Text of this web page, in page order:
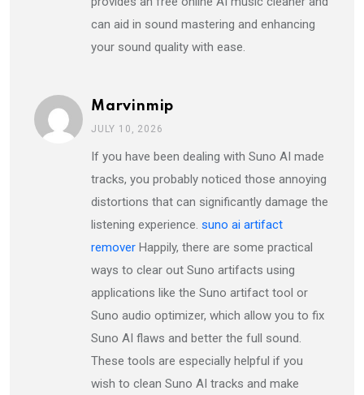
can aid in sound mastering and enhancing
your sound quality with ease.
Marvinmip
JULY 10, 2026
If you have been dealing with Suno AI made
tracks, you probably noticed those annoying
distortions that can significantly damage the
listening experience. suno ai artifact
remover Happily, there are some practical
ways to clear out Suno artifacts using
applications like the Suno artifact tool or
Suno audio optimizer, which allow you to fix
Suno AI flaws and better the full sound.
These tools are especially helpful if you
wish to clean Suno AI tracks and make